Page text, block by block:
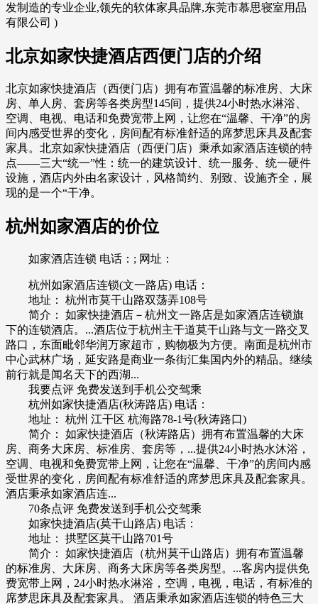
发制造的专业企业,领先的软体家具品牌,东莞市慕思寝室用品
有限公司 )
北京如家快捷酒店西便门店的介绍
北京如家快捷酒店（西便门店）拥有布置温馨的标准房、大床
房、单人房、套房等各类房型145间，提供24小时热水淋浴、
空调、电视、电话和免费宽带上网，让您在“温馨、干净”的房
间内感受世界的变化，房间配有标准舒适的席梦思床具及配套
家具。北京如家快捷酒店（西便门店）秉承如家酒店连锁的特
点——三大“统一”性：统一的建筑设计、统一服务、统一硬件
设施，酒店内外由名家设计，风格简约、别致、设施齐全，展
现的是一个“干净。
杭州如家酒店的价位
如家酒店连锁 电话：; 网址：
杭州如家酒店连锁(文一路店) 电话：
地址： 杭州市莫干山路双荡弄108号
简介： 如家快捷酒店－杭州文一路店是如家酒店连锁旗
下的连锁酒店。...酒店位于杭州主干道莫干山路与文一路交叉
路口，东面毗邻华润万家超市，购物极为方便。南面是杭州市
中心武林广场，延安路是商业一条街汇集国内外的精品。继续
前行就是闻名天下的西湖...
我要点评 免费发送到手机公交驾乘
杭州如家快捷酒店(秋涛路店) 电话：
地址： 杭州 江干区 杭海路78-1号(秋涛路口)
简介： 如家快捷酒店（秋涛路店）拥有布置温馨的大床
房、商务大床房、标准房、套房等，...提供24小时热水沐浴，
空调、电视和免费宽带上网，让您在“温馨、干净”的房间内感
受世界的变化，房间配有标准舒适的席梦思床具及配套家具。
酒店秉承如家酒店连...
70条点评 免费发送到手机公交驾乘
如家快捷酒店(莫干山路店) 电话：
地址： 拱墅区莫干山路701号
简介： 如家快捷酒店（杭州莫干山路店）拥有布置温馨
的标准房、大床房、商务大床房等各类房型。...客房内提供免
费宽带上网，24小时热水淋浴，空调，电视，电话，有标准的
席梦思床具及配套家具。 酒店秉承如家酒店连锁的特色三大